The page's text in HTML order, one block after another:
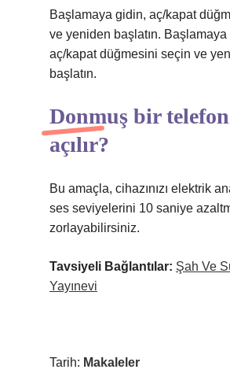
Başlamaya gidin, aç/kapat
ve yeniden başlatın. Başlamaya
aç/kapat düğmesini seçin ve
başlatın.
Donmuş bir telefon
açılır?
Bu amaçla, cihazınızı elektrik
ses seviyelerini 10 saniye
zorlayabilirsiniz.
Tavsiyeli Bağlantılar: Şah Ve
Yayınevi
Tarih: Makaleler